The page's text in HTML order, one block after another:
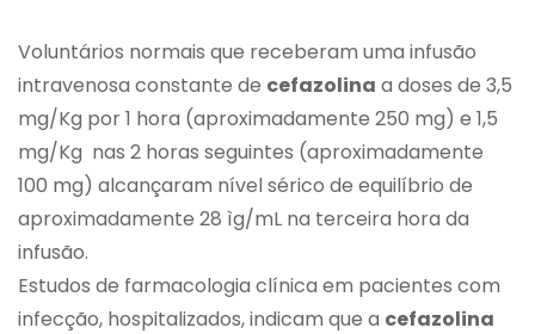
Voluntários normais que receberam uma infusão
intravenosa constante de cefazolina a doses de 3,5
mg/Kg por 1 hora (aproximadamente 250 mg) e 1,5
mg/Kg nas 2 horas seguintes (aproximadamente
100 mg) alcançaram nível sérico de equilíbrio de
aproximadamente 28 ìg/mL na terceira hora da
infusão.
Estudos de farmacologia clínica em pacientes com
infecção, hospitalizados, indicam que a cefazolina